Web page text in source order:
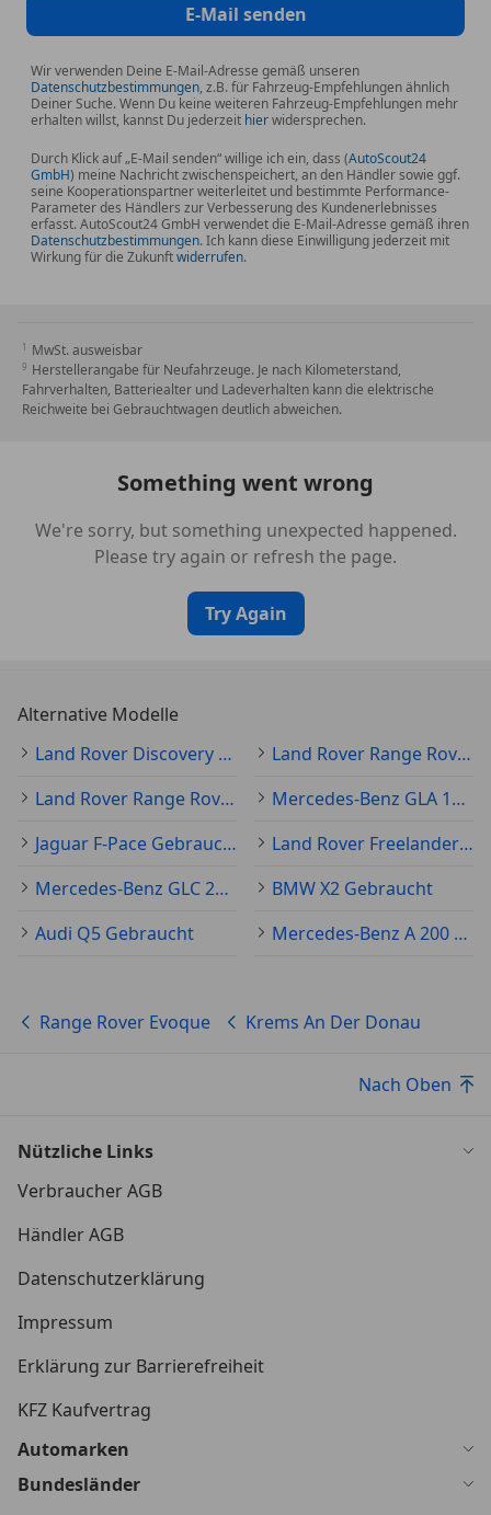
*Bergabfahrhilfe (HDC)
*Motorschleppmoment-Regelung
*Reifenreparatursystem
*Start-Stopp-Taste
*Torque Vectoring by Braking
*Elektronische Bremskraftverteilung
*Einparkhilfe vorne
*Automatisch abblendbarer Innenspiegel
*Elektronische Sevolenkung (EPAS)
*12-Volt-Stromanschluss vorne und im Laderaum
*Anhänger Stabilisierungsassistent
*Automatische Geschwindigkeitsregelung
*Beleuchtung für Fußraum, Handschuhfach und
Türriegelung
*Berührungslos reagierende Schalter für die
Kartenleselampen in der Dachkonsole
*Notfallbremsassistent
entgegenkommenden Verkehr
*Türgriffe in Fahrzeugfarbe
*Zentrales Öffnen/Schließen aller Fenster mit
*Spiegelkappen in Narvik Black
E-Mail senden
Wir verwenden Deine E-Mail-Adresse gemäß unseren
Datenschutzbestimmungen, z.B. für Fahrzeug-Empfehlungen ähnlich
Deiner Suche. Wenn Du keine weiteren Fahrzeug-Empfehlungen mehr
erhalten willst, kannst Du jederzeit hierwidersprechen.
Durch Klick auf „E-Mail senden“ willige ich ein, dass (AutoScout24
GmbH) meine Nachricht zwischenspeichert, an den Händler sowie ggf.
seine Kooperationspartner weiterleitet und bestimmte Performance-
Parameter des Händlers zur Verbesserung des Kundenerlebnisses
erfasst. AutoScout24 GmbH verwendet die E-Mail-Adresse gemäß ihren
Datenschutzbestimmungen. Ich kann diese Einwilligung jederzeit mit
Wirkung für die Zukunftwiderrufen.
MwSt. ausweisbar
Herstellerangabe für Neufahrzeuge. Je nach Kilometerstand,
Fahrverhalten, Batteriealter und Ladeverhalten kann die elektrische
Reichweite bei Gebrauchtwagen deutlich abweichen.
Something went wrong
We're sorry, but something unexpected happened.
Please try again or refresh the page.
Try Again
Alternative Modelle
Land Rover Discovery Sport Gebraucht
Land Rover Range Rover Velar Gebraucht
Land Rover Range Rover Sport Gebraucht
Mercedes-Benz GLA 180 Gebraucht
Jaguar F-Pace Gebraucht
Land Rover Freelander Gebraucht
Mercedes-Benz GLC 250 Gebraucht
BMW X2 Gebraucht
Audi Q5 Gebraucht
Mercedes-Benz A 200 Gebraucht
Range Rover Evoque Krems An Der Donau
Nach Oben
Nützliche Links
Verbraucher AGB
Händler AGB
Datenschutzerklärung
Impressum
Erklärung zur Barrierefreiheit
KFZ Kaufvertrag
Automarken
Bundesländer